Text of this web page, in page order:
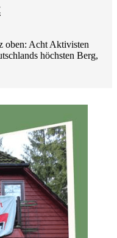
oben: Acht Aktivisten
höchsten Berg,